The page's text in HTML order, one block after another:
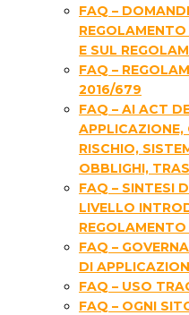
FAQ –
E SUL
FAQ –
2016/679
FAQ – AI ACT
APPLICAZIONE,
RISCHIO,
OBBLIGHI,
FAQ – SINTESI
LIVELLO
FAQ –
DI
FAQ – USO
FAQ – OGNI